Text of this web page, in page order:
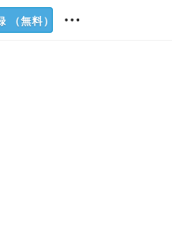
（無料）